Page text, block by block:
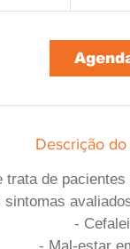
Descrição
de
sintomas
-